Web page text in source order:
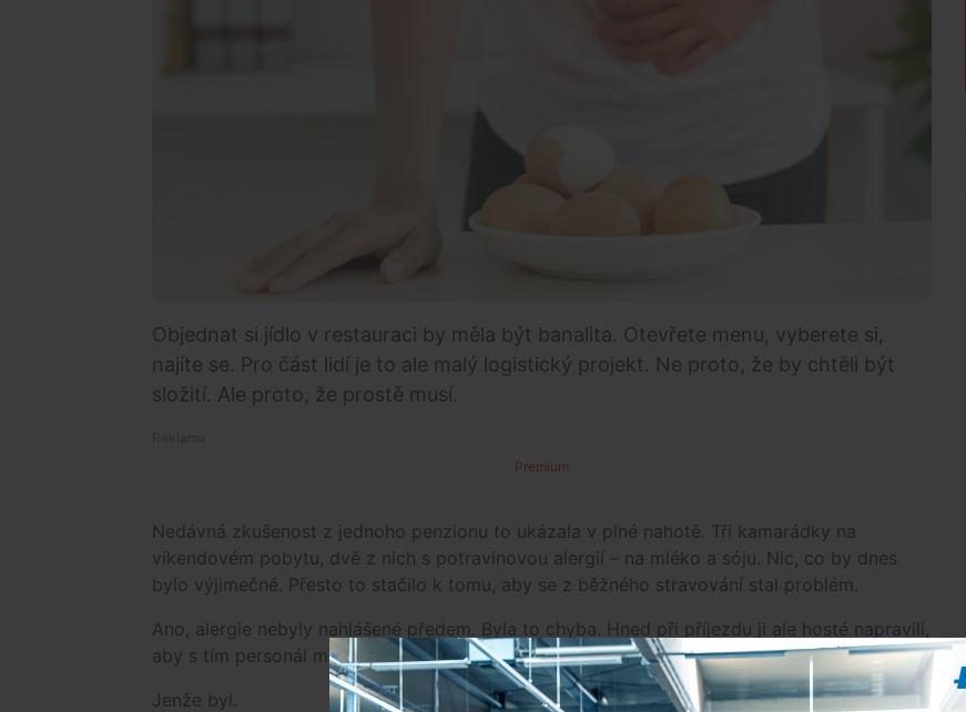
Objednat si jídlo v restauraci by měla být banalita. Otevřete menu, vyberete si,
najíte se. Pro část lidí je to ale malý logistický projekt. Ne proto, že by chtěli být
složití. Ale proto, že prostě musí.
Premium
Nedávná zkušenost z jednoho penzionu to ukázala v plné nahotě. Tři kamarádky na
víkendovém pobytu, dvě z nich s potravinovou alergií – na mléko a sóju. Nic, co by dnes
bylo výjimečné. Přesto to stačilo k tomu, aby se z běžného stravování stal problém.
Ano, alergie nebyly nahlášené předem. Byla to chyba. Hned při příjezdu ji ale hosté napravili,
aby s tím personál mohl počítat alespoň další den. Podle obsluhy to neměl být problém.
Jenže byl.